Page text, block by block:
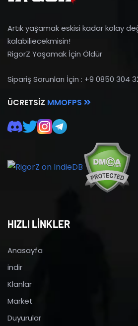
Artık yaşamak eskisi kadar kolay
kalabiliecekmisin!
RigorZ Yaşamak İçin Öldür
Sipariş Sorunları İçin : +9 0850 304
ÜCRETSIZ MMOFPS
HIZLI LİNKLER
Anasayfa
indir
Klanlar
Market
Duyurular